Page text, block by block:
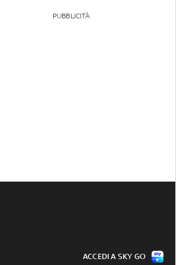
PUBBLICITÀ
ACCEDI A SKY GO